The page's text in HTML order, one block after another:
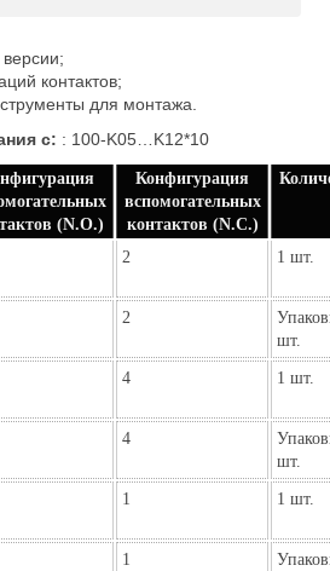
контактов;
для монтажа.
с: : 100-K05…K12*10
(N.O.)
Конфигурация
вспомогательных
контактов (N.C.)
2 1 шт.
2
шт.
4 1 шт.
4
шт.
1 1 шт.
1